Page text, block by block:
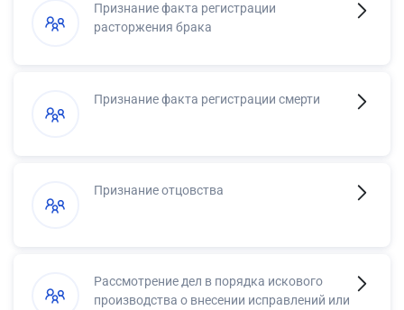
Признание факта регистрации
расторжения брака
Признание факта регистрации смерти
Признание отцовства
Рассмотрение дел в порядка искового
производства о внесении исправлений или